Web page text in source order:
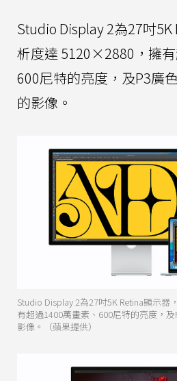
Studio Display 2為27吋
析度達 5120×2880，擁有
600尼特的亮度，及P3廣
的影像。
Studio Display 2為27吋5K Retina顯示
有超過1400萬畫素、600尼特的亮度，
影像。（蘋果提供）